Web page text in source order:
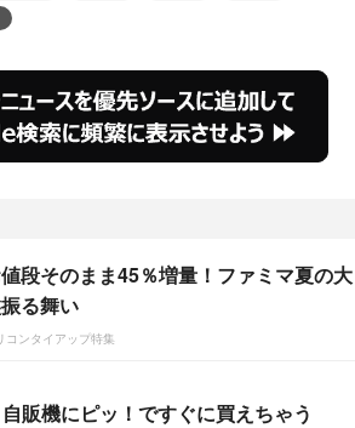
段そのまま45％増量！ファミマ夏の大
る舞い
コンタイアップ特集
自販機にピッ！ですぐに買えちゃう